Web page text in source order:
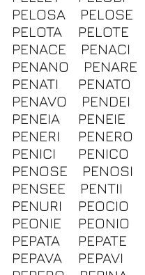
PELOSA
PELOSE
PELOTA
PELOTE
PENACE
PENACI
PENANO
PENARE
PENATI
PENATO
PENAVO
PENDEI
PENEIA
PENEIE
PENERI
PENERO
PENICI
PENICO
PENOSE
PENOSI
PENSEE
PENTII
PENURI
PEOCIO
PEONIE
PEONIO
PEPATA
PEPATE
PEPAVA
PEPAVI